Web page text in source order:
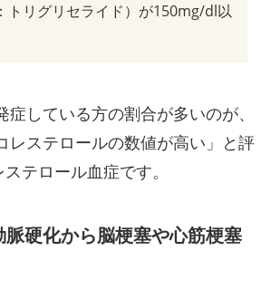
トリグリセライド）が150mg/dl以
症している方の割合が多いのが、
レステロールの数値が高い」と評
テロール血症です。
硬化から脳梗塞や心筋梗塞